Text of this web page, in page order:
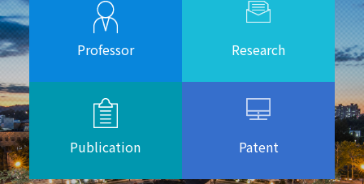
Professor Research
Publication Patent